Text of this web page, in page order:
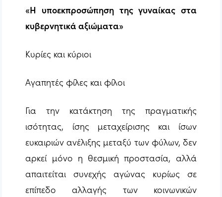
«Η υποεκπροσώπηση της γυναίκας στα
κυβερνητικά αξιώματα»
Κυρίες και κύριοι
Αγαπητές φίλες και φίλοι
Για την κατάκτηση της πραγματικής
ισότητας, ίσης μεταχείρισης και ίσων
ευκαιριών ανέλιξης μεταξύ των φύλων, δεν
αρκεί μόνο η θεσμική προστασία, αλλά
απαιτείται συνεχής αγώνας κυρίως σε
επίπεδο αλλαγής των κοινωνικών